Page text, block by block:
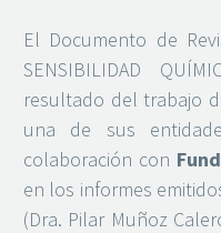
El Documento de
SENSIBILIDAD
resultado del trabajo
una de sus
colaboración con
en los informes
(Dra. Pilar Muñoz